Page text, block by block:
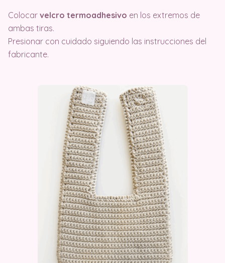
Colocar velcro termoadhesivo en los extremos de
ambas tiras.
Presionar con cuidado siguiendo las instrucciones del
fabricante.